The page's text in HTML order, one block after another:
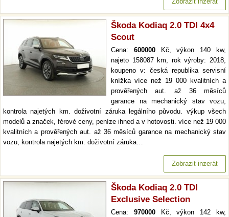
Škoda Kodiaq 2.0 TDI 4x4
Scout
Cena: 600000Kč, výkon 140 kw,
najeto 158087 km, rok výroby: 2018,
koupeno v: česká republika servisní
knížka více než 19 000 kvalitních a
prověřených aut. až 36 měsíců
garance na mechanický stav vozu,
kontrola najetých km. doživotní záruka legálního původu. výkup všech
modelů a značek, férové ceny, peníze ihned a v hotovosti. více než 19 000
kvalitních a prověřených aut. až 36 měsíců garance na mechanický stav
vozu, kontrola najetých km. doživotní záruka…
Zobrazit inzerát
Škoda Kodiaq 2.0 TDI
Exclusive Selection
Cena: 970000Kč, výkon 142 kw,